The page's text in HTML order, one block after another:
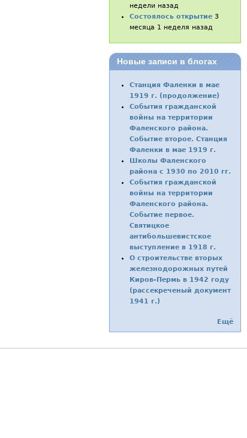
недели назад
Состоялось открытие 3
месяца 1 неделя назад
Новые записи в блогах
Станция Фаленки в мае
1919 г. (продолжение)
События гражданской
войны на территории
Фаленского района.
Событие второе. Станция
Фаленки в мае 1919 г.
Школы Фаленского
района с 1930 по 2010 гг.
События гражданской
войны на территории
Фаленского района.
Событие первое.
Святицкое
антибольшевистское
выступление в 1918 г.
О строительстве вторых
железнодорожных путей
Киров-Пермь в 1942 году
(рассекреченый документ
1941 г.)
Ещё